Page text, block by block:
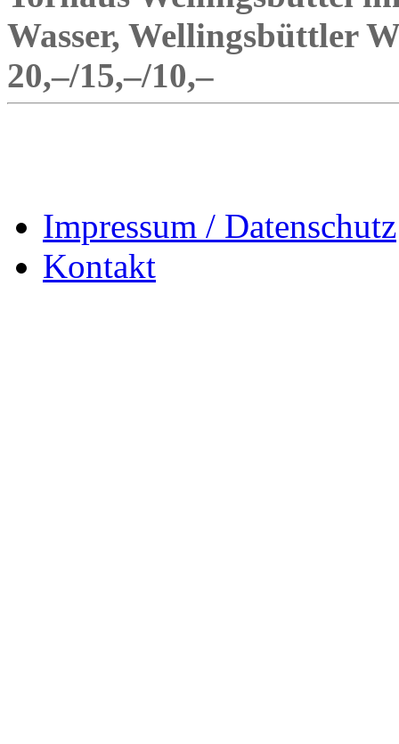
Wasser, Wellingsbüttler
20,–/15,–/10,–
Impressum / Datenschutz
Kontakt